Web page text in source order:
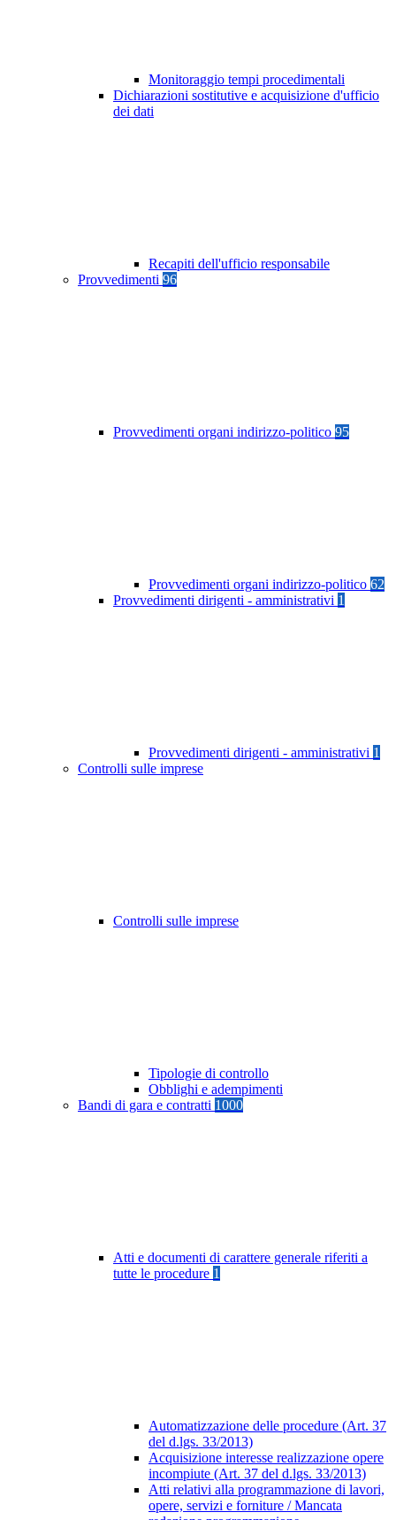
Monitoraggio tempi procedimentali
Dichiarazioni sostitutive e acquisizione d'ufficio
dei dati
Recapiti dell'ufficio responsabile
Provvedimenti 96
Provvedimenti organi indirizzo-politico 95
Provvedimenti organi indirizzo-politico 62
Provvedimenti dirigenti - amministrativi 1
Provvedimenti dirigenti - amministrativi 1
Controlli sulle imprese
Controlli sulle imprese
Tipologie di controllo
Obblighi e adempimenti
Bandi di gara e contratti 1000
Atti e documenti di carattere generale riferiti a
tutte le procedure 1
Automatizzazione delle procedure (Art. 37
del d.lgs. 33/2013)
Acquisizione interesse realizzazione opere
incompiute (Art. 37 del d.lgs. 33/2013)
Atti relativi alla programmazione di lavori,
opere, servizi e forniture / Mancata